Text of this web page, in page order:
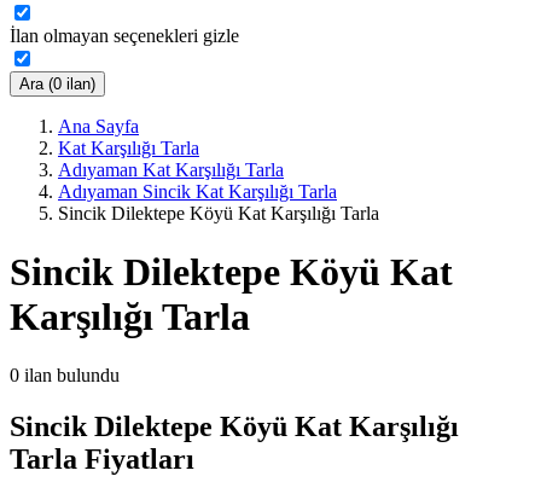
İlan olmayan seçenekleri gizle
Ara (0 ilan)
Ana Sayfa
Kat Karşılığı Tarla
Adıyaman Kat Karşılığı Tarla
Adıyaman Sincik Kat Karşılığı Tarla
Sincik Dilektepe Köyü Kat Karşılığı Tarla
Sincik Dilektepe Köyü Kat
Karşılığı Tarla
0 ilan bulundu
Sincik Dilektepe Köyü Kat Karşılığı
Tarla Fiyatları